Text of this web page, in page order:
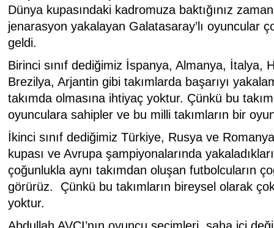
Dünya kupasındaki kadromuza baktığınız
jenarasyon yakalayan Galatasaray’lı oyuncular
geldi.
Birinci sınıf dediğimiz İspanya, Almanya, İtalya,
Brezilya, Arjantin gibi takımlarda başarıyı
takımda olmasına ihtiyaç yoktur. Çünkü bu
oyunculara sahipler ve bu milli takımların bir
İkinci sınıf dediğimiz Türkiye, Rusya ve
kupası ve Avrupa şampiyonalarında
çoğunlukla aynı takımdan oluşan futbolcuların
görürüz. Çünkü bu takımların bireysel olarak
yoktur.